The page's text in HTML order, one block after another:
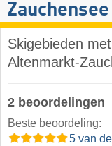
Zauchensee
Skigebieden
Altenmarkt-
2 beoordelingen
Beste beoordeling:
5 van